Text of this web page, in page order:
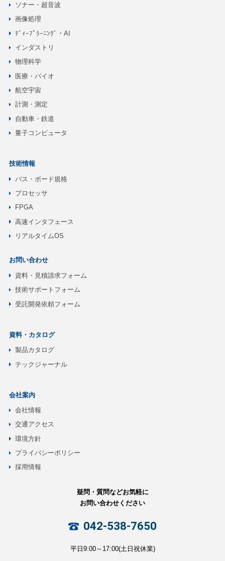
ソナー・超音波
画像処理
ﾃﾞｨｰﾌﾟﾗｰﾆﾝｸﾞ・AI
インダストリ
物理科学
医療・バイオ
航空宇宙
計測・測定
自動車・鉄道
量子コンピュータ
技術情報
バス・ボード規格
プロセッサ
FPGA
高速インタフェース
リアルタイムOS
お問い合わせ
資料・見積請求フォーム
技術サポートフォーム
受託開発依頼フォーム
資料・カタログ
製品カタログ
テックジャーナル
会社案内
会社情報
交通アクセス
環境方針
プライバシーポリシー
採用情報
疑問・質問などお気軽に
お問い合わせください
042-538-7650
平日9:00～17:00(土日祝休業)